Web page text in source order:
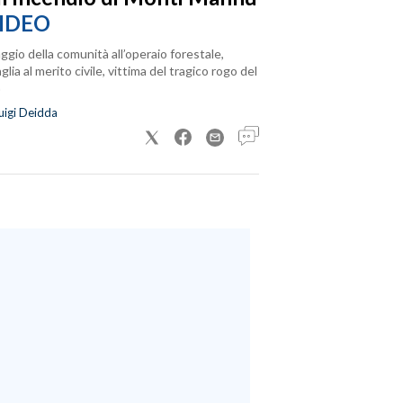
della comunità all’operaio forestale,
al merito civile, vittima del tragico rogo del
Deidda